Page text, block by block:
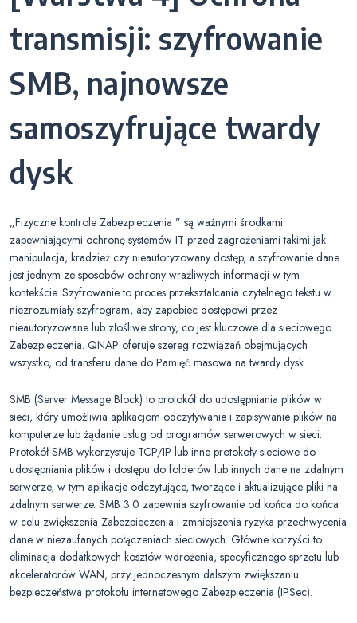
transmisji: szyfrowanie
SMB, najnowsze
samoszyfrujące twardy
dysk
„Fizyczne kontrole Zabezpieczenia ” są ważnymi środkami
zapewniającymi ochronę systemów IT przed zagrożeniami takimi jak
manipulacja, kradzież czy nieautoryzowany dostęp, a szyfrowanie dane
jest jednym ze sposobów ochrony wrażliwych informacji w tym
kontekście. Szyfrowanie to proces przekształcania czytelnego tekstu w
niezrozumiały szyfrogram, aby zapobiec dostępowi przez
nieautoryzowane lub złośliwe strony, co jest kluczowe dla sieciowego
Zabezpieczenia. QNAP oferuje szereg rozwiązań obejmujących
wszystko, od transferu dane do Pamięć masowa na twardy dysk.
SMB (Server Message Block) to protokół do udostępniania plików w
sieci, który umożliwia aplikacjom odczytywanie i zapisywanie plików na
komputerze lub żądanie usług od programów serwerowych w sieci.
Protokół SMB wykorzystuje TCP/IP lub inne protokoły sieciowe do
udostępniania plików i dostępu do folderów lub innych dane na zdalnym
serwerze, w tym aplikacje odczytujące, tworzące i aktualizujące pliki na
zdalnym serwerze. SMB 3.0 zapewnia szyfrowanie od końca do końca
w celu zwiększenia Zabezpieczenia i zmniejszenia ryzyka przechwycenia
dane w niezaufanych połączeniach sieciowych. Główne korzyści to
eliminacja dodatkowych kosztów wdrożenia, specyficznego sprzętu lub
akceleratorów WAN, przy jednoczesnym dalszym zwiększaniu
bezpieczeństwa protokołu internetowego Zabezpieczenia (IPSec).